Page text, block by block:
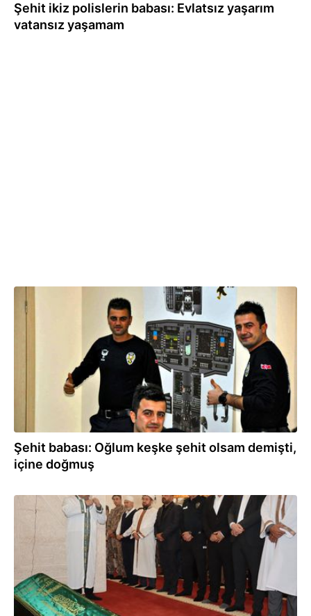
Şehit ikiz polislerin babası: Evlatsız yaşarım
vatansız yaşamam
Şehit babası: Oğlum keşke şehit olsam demişti,
içine doğmuş
02.11.2025